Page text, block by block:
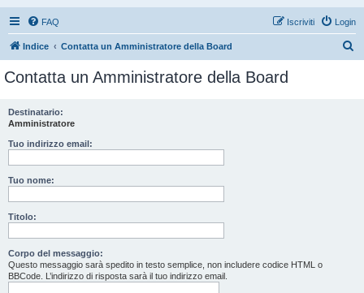
FAQ Login
Iscriviti
Indice Contatta un Amministratore della Board
Contatta un Amministratore della Board
Destinatario:
Amministratore
Tuo indirizzo email:
Tuo nome:
Titolo:
Corpo del messaggio:
Questo messaggio sarà spedito in testo semplice, non includere codice HTML o
BBCode. L’indirizzo di risposta sarà il tuo indirizzo email.